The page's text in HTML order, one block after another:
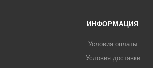
ИНФОРМАЦИЯ
Условия оплаты
Условия доставки